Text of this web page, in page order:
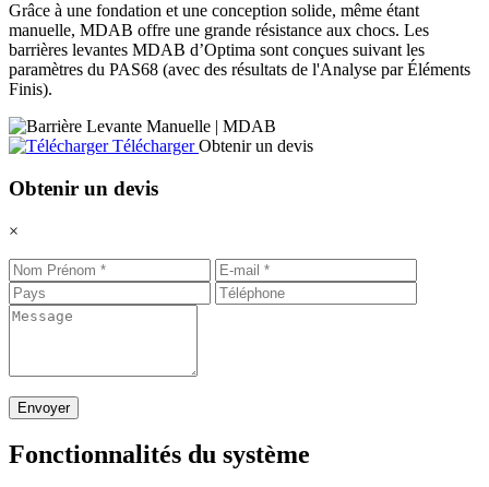
Grâce à une fondation et une conception solide, même étant
manuelle, MDAB offre une grande résistance aux chocs. Les
barrières levantes MDAB d’Optima sont conçues suivant les
paramètres du PAS68 (avec des résultats de l'Analyse par Éléments
Finis).
TéléchargerObtenir un devis
Obtenir un devis
×
Envoyer
Fonctionnalités du système